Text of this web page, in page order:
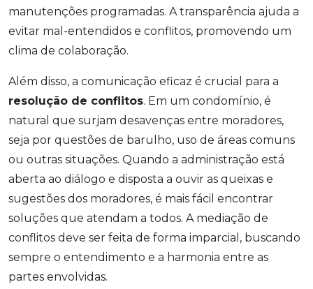
manutenções programadas. A transparência ajuda a
evitar mal-entendidos e conflitos, promovendo um
clima de colaboração.
Além disso, a comunicação eficaz é crucial para a
resolução de conflitos. Em um condomínio, é
natural que surjam desavenças entre moradores,
seja por questões de barulho, uso de áreas comuns
ou outras situações. Quando a administração está
aberta ao diálogo e disposta a ouvir as queixas e
sugestões dos moradores, é mais fácil encontrar
soluções que atendam a todos. A mediação de
conflitos deve ser feita de forma imparcial, buscando
sempre o entendimento e a harmonia entre as
partes envolvidas.